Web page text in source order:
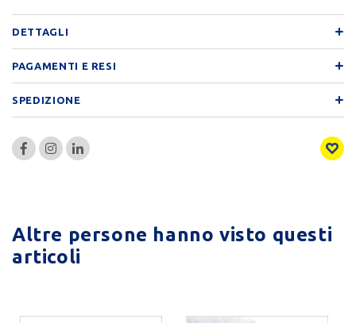
DETTAGLI
PAGAMENTI E RESI
SPEDIZIONE
Altre persone hanno visto questi
articoli